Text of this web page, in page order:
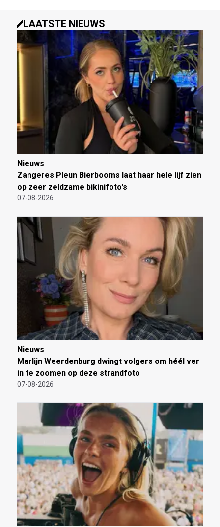
LAATSTE NIEUWS
Nieuws
Zangeres Pleun Bierbooms laat haar hele lijf zien
op zeer zeldzame bikinifoto's
07-08-2026
Nieuws
Marlijn Weerdenburg dwingt volgers om héél ver
in te zoomen op deze strandfoto
07-08-2026